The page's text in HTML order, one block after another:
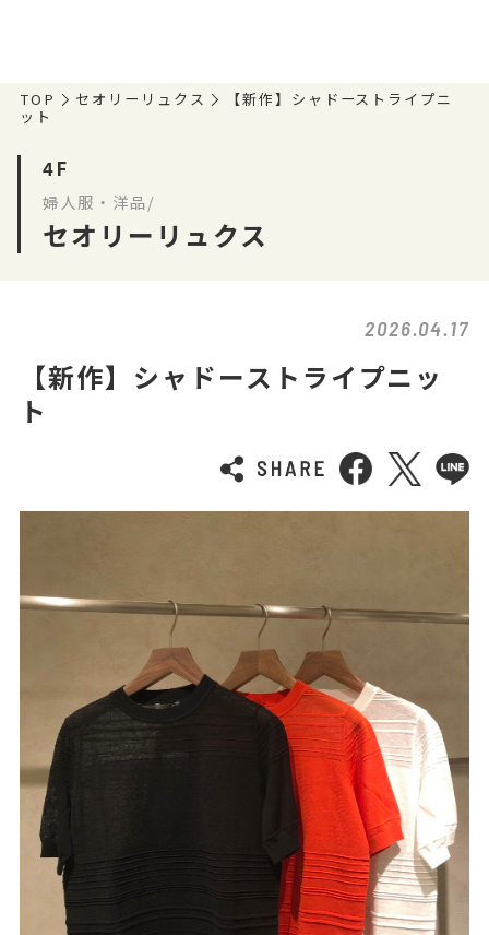
TOP セオリーリュクス
【新作】シャドーストライプニ
ット
4F
婦人服・洋品/
セオリーリュクス
2026.04.17
【新作】シャドーストライプニッ
ト